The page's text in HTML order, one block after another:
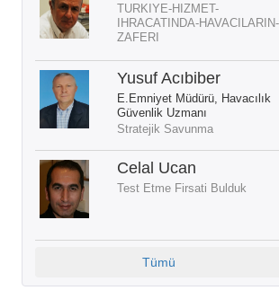
TURKIYE-HIZMET-
IHRACATINDA-HAVACILARIN-
ZAFERI
Yusuf Acıbiber
E.Emniyet Müdürü, Havacılık
Güvenlik Uzmanı
Stratejik Savunma
Celal Ucan
Test Etme Firsati Bulduk
Tümü